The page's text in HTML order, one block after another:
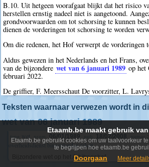
B.10. Uit hetgeen voorafgaat blijkt dat het risico
herstellen ernstig nadeel niet is aangetoond.
grondvoorwaarden om tot schorsing te kunnen
dienen de vorderingen tot schorsing te worden
Om die redenen, het Hof verwerpt de vorderingen
Aldus gewezen in het Nederlands en het Frans,
van de bijzondere wet van 6 januari 1989 op het
februari 2022.
De griffier, F. Meersschaut De voorzitter, L.
Teksten waarnaar verwezen wordt in
wet van 06 januari 1989
18/02/2008
overheidsdienst binnenlandse zaken
Bijzondere wet op het Arbitragehof
Etaamb.be maakt gebruik
Etaamb.be gebruikt cookies om uw taalvoorkeur
te begrijpen hoe etaamb.be
Doorgaan Meer